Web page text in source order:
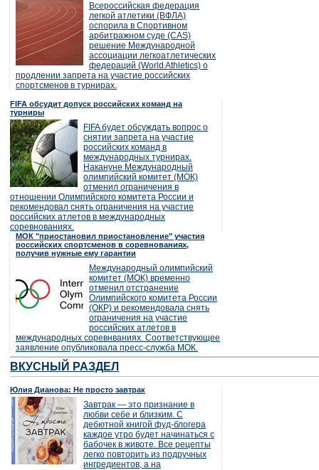
Всероссийская федерация
легкой атлетики (ВФЛА)
оспорила в Спортивном
арбитражном суде (CAS)
решение Международной
ассоциации легкоатлетических
федераций (World Athletics) о
продлении запрета на участие российских
спортсменов в турнирах.
FIFA обсудит допуск российских команд на
турниры
FIFA будет обсуждать вопрос о
снятии запрета на участие
российских команд в
международных турнирах.
Накануне Международный
олимпийский комитет (МОК)
отменил ограничения в
отношении Олимпийского комитета России и
рекомендовал снять ограничения на участие
российских атлетов в международных
соревнованиях.
МОК "приостановил приостановление" участия
российских спортсменов в соревнованиях,
получив нужные ему гарантии
Международный олимпийский
комитет (МОК) временно
отменил отстранение
Олимпийского комитета России
(ОКР) и рекомендовала снять
ограничения на участие
российских атлетов в
международных соревнваниях. Соответствующее
заявление опубликовала пресс-служба МОК.
ВКУСНЫЙ РАЗДЕЛ
Юлия Дианова: Не просто завтрак
Завтрак — это признание в
любви себе и близким. С
дебютной книгой фуд-блогера
каждое утро будет начинаться с
бабочек в животе. Все рецепты
легко повторить из подручных
ингредиентов, а на